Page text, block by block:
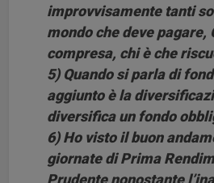
improvvisamente tanti
mondo che deve pagare,
compresa, chi è che
5) Quando si parla di
aggiunto è la
diversifica un fondo
6) Ho visto il buon
giornate di Prima
Prudente nonostante